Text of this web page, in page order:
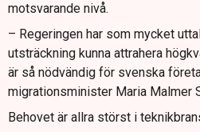
motsvarande nivå.
– Regeringen har som mycket
utsträckning kunna attrahera
är så nödvändig för svenska
migrationsminister Maria Malmer
Behovet är allra störst i